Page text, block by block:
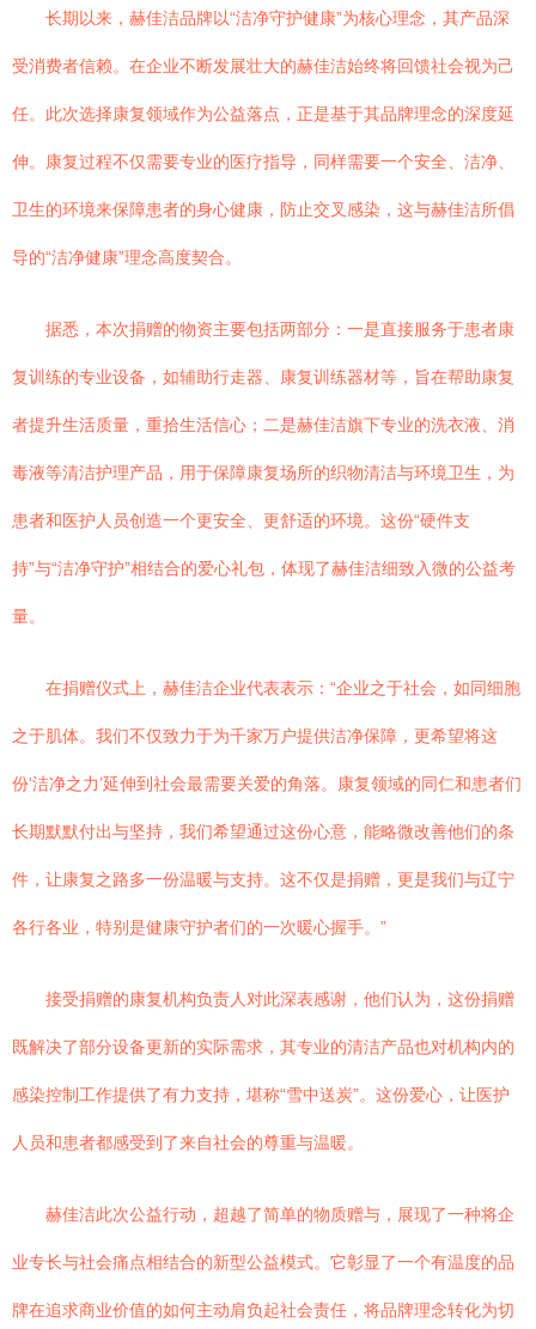
长期以来，赫佳洁品牌以“洁净守护健康”为核心理念，其产品深
受消费者信赖。在企业不断发展壮大的赫佳洁始终将回馈社会视为己
任。此次选择康复领域作为公益落点，正是基于其品牌理念的深度延
伸。康复过程不仅需要专业的医疗指导，同样需要一个安全、洁净、
卫生的环境来保障患者的身心健康，防止交叉感染，这与赫佳洁所倡
导的“洁净健康”理念高度契合。
据悉，本次捐赠的物资主要包括两部分：一是直接服务于患者康
复训练的专业设备，如辅助行走器、康复训练器材等，旨在帮助康复
者提升生活质量，重拾生活信心；二是赫佳洁旗下专业的洗衣液、消
毒液等清洁护理产品，用于保障康复场所的织物清洁与环境卫生，为
患者和医护人员创造一个更安全、更舒适的环境。这份“硬件支
持”与“洁净守护”相结合的爱心礼包，体现了赫佳洁细致入微的公益考
量。
在捐赠仪式上，赫佳洁企业代表表示：“企业之于社会，如同细胞
之于肌体。我们不仅致力于为千家万户提供洁净保障，更希望将这
份‘洁净之力’延伸到社会最需要关爱的角落。康复领域的同仁和患者们
长期默默付出与坚持，我们希望通过这份心意，能略微改善他们的条
件，让康复之路多一份温暖与支持。这不仅是捐赠，更是我们与辽宁
各行各业，特别是健康守护者们的一次暖心握手。”
接受捐赠的康复机构负责人对此深表感谢，他们认为，这份捐赠
既解决了部分设备更新的实际需求，其专业的清洁产品也对机构内的
感染控制工作提供了有力支持，堪称“雪中送炭”。这份爱心，让医护
人员和患者都感受到了来自社会的尊重与温暖。
赫佳洁此次公益行动，超越了简单的物质赠与，展现了一种将企
业专长与社会痛点相结合的新型公益模式。它彰显了一个有温度的品
牌在追求商业价值的如何主动肩负起社会责任，将品牌理念转化为切